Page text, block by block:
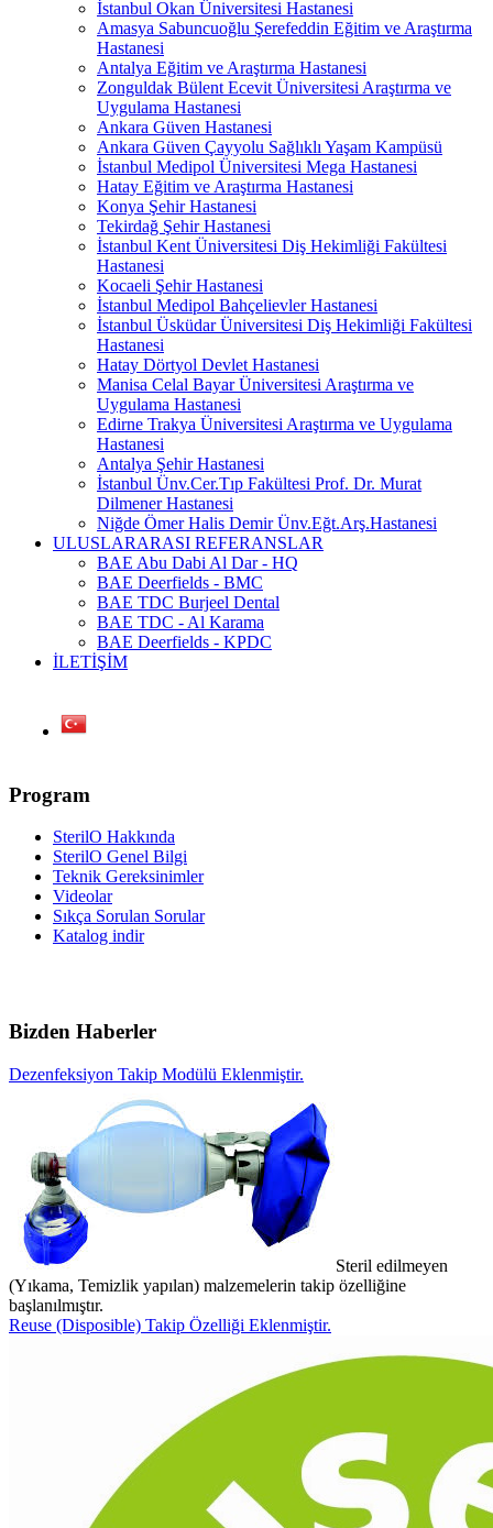
İstanbul Okan Üniversitesi Hastanesi
Amasya Sabuncuoğlu Şerefeddin Eğitim ve Araştırma
Hastanesi
Antalya Eğitim ve Araştırma Hastanesi
Zonguldak Bülent Ecevit Üniversitesi Araştırma ve
Uygulama Hastanesi
Ankara Güven Hastanesi
Ankara Güven Çayyolu Sağlıklı Yaşam Kampüsü
İstanbul Medipol Üniversitesi Mega Hastanesi
Hatay Eğitim ve Araştırma Hastanesi
Konya Şehir Hastanesi
Tekirdağ Şehir Hastanesi
İstanbul Kent Üniversitesi Diş Hekimliği Fakültesi
Hastanesi
Kocaeli Şehir Hastanesi
İstanbul Medipol Bahçelievler Hastanesi
İstanbul Üsküdar Üniversitesi Diş Hekimliği Fakültesi
Hastanesi
Hatay Dörtyol Devlet Hastanesi
Manisa Celal Bayar Üniversitesi Araştırma ve
Uygulama Hastanesi
Edirne Trakya Üniversitesi Araştırma ve Uygulama
Hastanesi
Antalya Şehir Hastanesi
İstanbul Ünv.Cer.Tıp Fakültesi Prof. Dr. Murat
Dilmener Hastanesi
Niğde Ömer Halis Demir Ünv.Eğt.Arş.Hastanesi
ULUSLARARASI REFERANSLAR
BAE Abu Dabi Al Dar - HQ
BAE Deerfields - BMC
BAE TDC Burjeel Dental
BAE TDC - Al Karama
BAE Deerfields - KPDC
İLETİŞİM
Program
SterilO Hakkında
SterilO Genel Bilgi
Teknik Gereksinimler
Videolar
Sıkça Sorulan Sorular
Katalog indir
Bizden Haberler
Dezenfeksiyon Takip Modülü Eklenmiştir.
Steril edilmeyen
(Yıkama, Temizlik yapılan) malzemelerin takip özelliğine
başlanılmıştır.
Reuse (Disposible) Takip Özelliği Eklenmiştir.